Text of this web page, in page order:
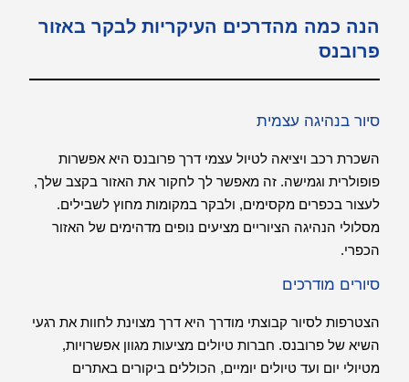
הנה כמה מהדרכים העיקריות לבקר באזור
פרובנס
סיור בנהיגה עצמית
השכרת רכב ויציאה לטיול עצמי דרך פרובנס היא אפשרות
פופולרית וגמישה. זה מאפשר לך לחקור את האזור בקצב שלך,
לעצור בכפרים מקסימים, ולבקר במקומות מחוץ לשבילים.
מסלולי הנהיגה הציוריים מציעים נופים מדהימים של האזור
הכפרי.
סיורים מודרכים
הצטרפות לסיור קבוצתי מודרך היא דרך מצוינת לחוות את רגעי
השיא של פרובנס. חברות טיולים מציעות מגוון אפשרויות,
מטיולי יום ועד טיולים יומיים, הכוללים ביקורים באתרים